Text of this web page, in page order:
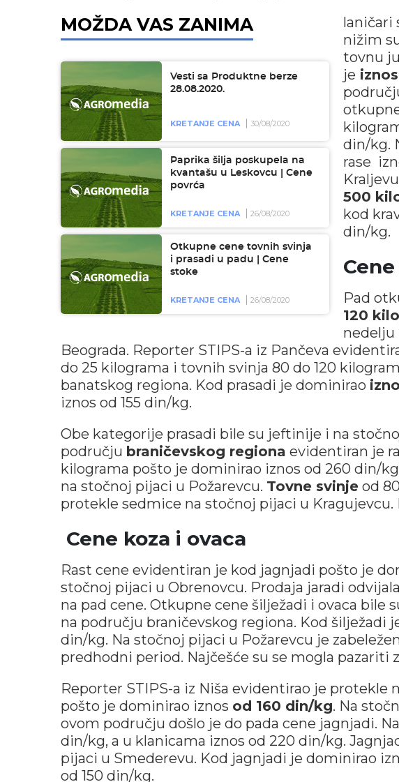
MOŽDA VAS ZANIMA
Vesti sa Produktne berze
28.08.2020.
KRETANJE CENA 30/08/2020
Paprika šilja poskupela na
kvantašu u Leskovcu | Cene
povrća
KRETANJE CENA 26/08/2020
Otkupne cene tovnih svinja
i prasadi u padu | Cene
stoke
KRETANJE CENA 26/08/2020
laničari
nižim
tovnu
je
din/kg.
rase
500
kod
din/kg.
Pad
120
nedelju
Beograda. Reporter STIPS-a iz Pančeva
do 25 kilograma i tovnih svinja 80 do 120
banatskog regiona. Kod prasadi je dominirao
iznos od 155 din/kg.
Obe kategorije prasadi bile su jeftinije i na
području braničevskog regiona evidentiran je
kilograma pošto je dominirao iznos od 260 din/
na stočnoj pijaci u Požarevcu. Tovne svinje od
protekle sedmice na stočnoj pijaci u Kragujevcu.
Cene koza i ovaca
Rast cene evidentiran je kod jagnjadi pošto je
stočnoj pijaci u Obrenovcu. Prodaja jaradi
na pad cene. Otkupne cene šilježadi i ovaca bile
na području braničevskog regiona. Kod šilježadi
din/kg. Na stočnoj pijaci u Požarevcu je
predhodni period. Najčešće su se mogla pazariti
Reporter STIPS-a iz Niša evidentirao je protekle
pošto je dominirao iznos od 160 din/kg. Na
ovom području došlo je do pada cene jagnjadi.
din/kg, a u klanicama iznos od 220 din/kg.
pijaci u Smederevu. Kod jagnjadi je dominirao
od 150 din/kg.